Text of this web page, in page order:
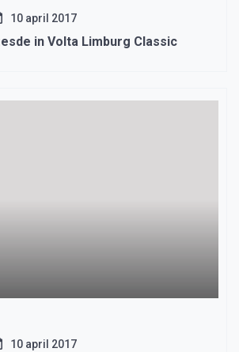
10 april 2017
in Volta Limburg Classic
10 april 2017